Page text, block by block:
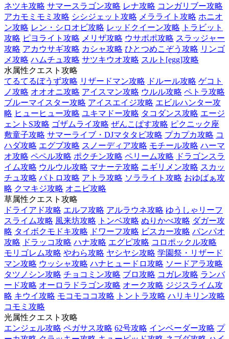
ネツキ攻略 サマースラゴン攻略 レナ攻略 コンガリブー攻略
アカモミモミ攻略 シシジェット攻略 メラライト攻略 ホニオ
ン攻略 レン・シロオビ攻略 レッドクイーン攻略
トラビット
攻略 ピヨライト攻略 メリザ攻略 ウサポポ攻略 スラッジャー
攻略 アカウサギ攻略 カシャ攻略 ひとつめこぞう攻略 リンゴ
メ攻略 ハムチュ攻略 サツキウオ攻略 スルト[egg]攻略
水属性クエスト攻略
てるてるぼうず攻略 リザードマン攻略 ドルール攻略 ゲコト
ノ攻略 オオオニ攻略 アイスマン攻略 ウルル攻略 ペトラ攻略
ブルーマイスター攻略 アイスエイジ攻略 エビルハンター攻
略 ヒューヒュー攻略 ユキマドー攻略 タコダンス攻略 エージ
ェントS攻略 ゴザムライ攻略 ぜんこぱす攻略 ピクニック座
敷童子攻略 サマーライブ・DJマタタビ攻略 プカプカ攻略 コ
ハダ攻略 エグブ攻略 スノーディア攻略 モチール攻略 ハーマ
オ攻略 ペペル攻略 ポクチン攻略 ペリーム攻略 ドラゴンスラ
イム攻略 ウルウル攻略 マナーテ攻略 ニギリメン攻略 スカッ
チュ攻略 パトロ攻略 アトラ攻略 ソラライト攻略 おゆばぁ攻
略 クマキジ攻略 オニビ攻略
草属性クエスト攻略
ドライアド攻略 エルフ攻略 アルラウネ攻略 ゆうしゃリーフ
スライム攻略 風来坊攻略 トンベ攻略 ぬりかべ攻略 ダガー攻
略 タイボクモドキ攻略 ドワーフ攻略 ビスカー攻略 パンパオ
攻略 ドラッコ攻略 ハナ攻略 エグピ攻略 コロポックル攻略
モリゴレム攻略 やわら攻略 ヤシヤシ攻略 学園祭・リザード
マン攻略 ウッシャ攻略 ハナヒュードロ攻略 ソードアラ攻略
タツノシン攻略 チョコミン攻略 ブロ攻略 コガレ攻略 ランバ
ード攻略 オーロラドラゴン攻略 オーク攻略 ジジスライム攻
略 キウイ攻略 モコモココ攻略 トントラ攻略 ハリキリン攻略
コモミ攻略
光属性クエスト攻略
エンジェル攻略 ペガサス攻略 62号攻略 インベーダー攻略 プ